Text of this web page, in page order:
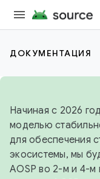
ДОКУМЕНТАЦИЯ
Начиная с 2026
моделью
для обеспечения
экосистемы, мы
AOSP во 2-м и 4-м